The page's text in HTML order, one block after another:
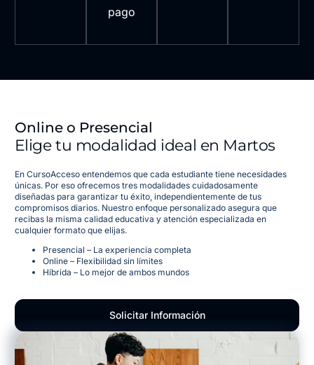
pago
Online o Presencial
Elige tu modalidad ideal en Martos
En CursoAcceso entendemos que cada estudiante tiene necesidades
únicas. Por eso ofrecemos tres modalidades cuidadosamente
diseñadas para garantizar tu éxito, independientemente de tus
compromisos diarios. Nuestro enfoque personalizado asegura que
recibas la misma calidad educativa y atención especializada en
cualquier formato que elijas.
Presencial – La experiencia completa
Online – Flexibilidad sin límites
Híbrida – Lo mejor de ambos mundos
Solicitar Información